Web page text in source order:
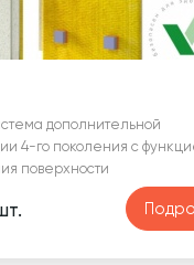
дополнительной
4-го поколения с
поверхности